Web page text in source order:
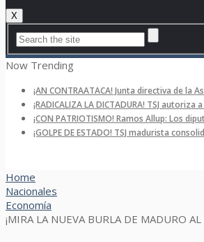
X
Now Trending
¡AN CONTRAATACA! Junta directiva de la
¡RADICALIZA LA DICTADURA! TSJ
¡CON PATRIOTISMO! Ramos Allup: Los
¡GOLPE DE ESTADO! TSJ madurista
Home
Nacionales
Economía
¡MIRA LA NUEVA BURLA DE MADURO